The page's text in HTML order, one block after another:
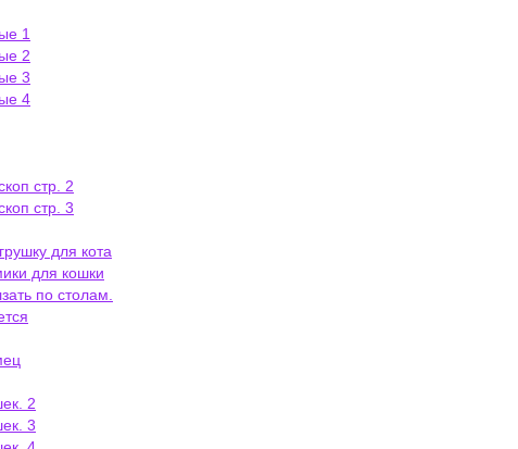
1
2
3
4
стр. 2
стр. 3
для кота
для кошки
по столам.
2
3